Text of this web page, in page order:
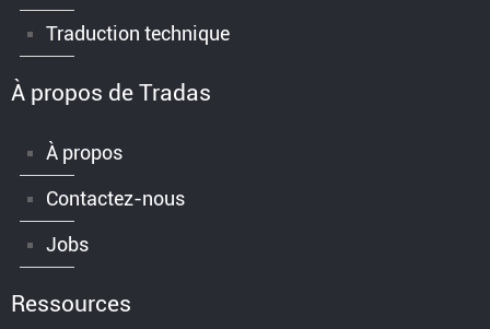
Traduction technique
À propos de Tradas
À propos
Contactez-nous
Jobs
Ressources